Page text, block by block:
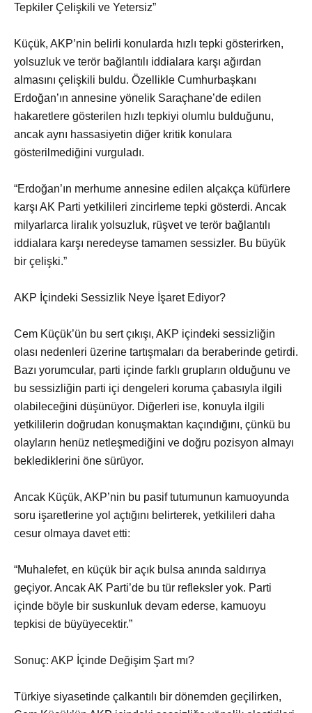
Tepkiler Çelişkili ve Yetersiz”
Küçük, AKP’nin belirli konularda hızlı tepki gösterirken,
yolsuzluk ve terör bağlantılı iddialara karşı ağırdan
almasını çelişkili buldu. Özellikle Cumhurbaşkanı
Erdoğan’ın annesine yönelik Saraçhane’de edilen
hakaretlere gösterilen hızlı tepkiyi olumlu bulduğunu,
ancak aynı hassasiyetin diğer kritik konulara
gösterilmediğini vurguladı.
“Erdoğan’ın merhume annesine edilen alçakça küfürlere
karşı AK Parti yetkilileri zincirleme tepki gösterdi. Ancak
milyarlarca liralık yolsuzluk, rüşvet ve terör bağlantılı
iddialara karşı neredeyse tamamen sessizler. Bu büyük
bir çelişki.”
AKP İçindeki Sessizlik Neye İşaret Ediyor?
Cem Küçük’ün bu sert çıkışı, AKP içindeki sessizliğin
olası nedenleri üzerine tartışmaları da beraberinde getirdi.
Bazı yorumcular, parti içinde farklı grupların olduğunu ve
bu sessizliğin parti içi dengeleri koruma çabasıyla ilgili
olabileceğini düşünüyor. Diğerleri ise, konuyla ilgili
yetkililerin doğrudan konuşmaktan kaçındığını, çünkü bu
olayların henüz netleşmediğini ve doğru pozisyon almayı
beklediklerini öne sürüyor.
Ancak Küçük, AKP’nin bu pasif tutumunun kamuoyunda
soru işaretlerine yol açtığını belirterek, yetkilileri daha
cesur olmaya davet etti:
“Muhalefet, en küçük bir açık bulsa anında saldırıya
geçiyor. Ancak AK Parti’de bu tür refleksler yok. Parti
içinde böyle bir suskunluk devam ederse, kamuoyu
tepkisi de büyüyecektir.”
Sonuç: AKP İçinde Değişim Şart mı?
Türkiye siyasetinde çalkantılı bir dönemden geçilirken,